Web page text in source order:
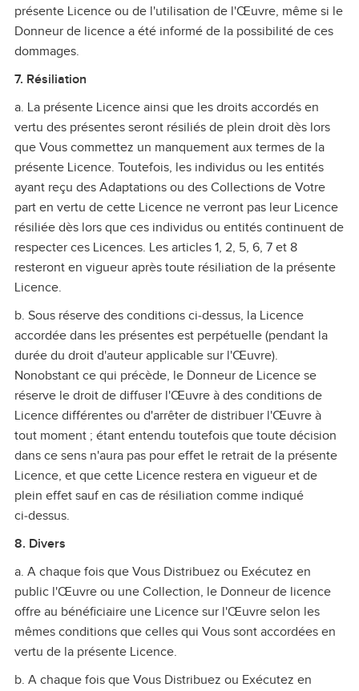
présente Licence ou de l'utilisation de l'Œuvre, même si le
Donneur de licence a été informé de la possibilité de ces
dommages.
7. Résiliation
a. La présente Licence ainsi que les droits accordés en
vertu des présentes seront résiliés de plein droit dès lors
que Vous commettez un manquement aux termes de la
présente Licence. Toutefois, les individus ou les entités
ayant reçu des Adaptations ou des Collections de Votre
part en vertu de cette Licence ne verront pas leur Licence
résiliée dès lors que ces individus ou entités continuent de
respecter ces Licences. Les articles 1, 2, 5, 6, 7 et 8
resteront en vigueur après toute résiliation de la présente
Licence.
b. Sous réserve des conditions ci‑dessus, la Licence
accordée dans les présentes est perpétuelle (pendant la
durée du droit d'auteur applicable sur l'Œuvre).
Nonobstant ce qui précède, le Donneur de Licence se
réserve le droit de diffuser l'Œuvre à des conditions de
Licence différentes ou d'arrêter de distribuer l'Œuvre à
tout moment ; étant entendu toutefois que toute décision
dans ce sens n'aura pas pour effet le retrait de la présente
Licence, et que cette Licence restera en vigueur et de
plein effet sauf en cas de résiliation comme indiqué
ci‑dessus.
8. Divers
a. A chaque fois que Vous Distribuez ou Exécutez en
public l'Œuvre ou une Collection, le Donneur de licence
offre au bénéficiaire une Licence sur l'Œuvre selon les
mêmes conditions que celles qui Vous sont accordées en
vertu de la présente Licence.
b. A chaque fois que Vous Distribuez ou Exécutez en